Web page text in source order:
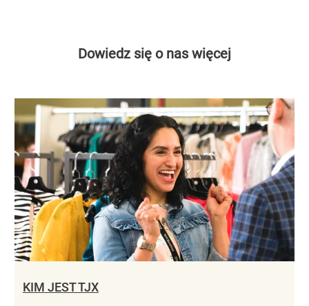
Dowiedz się o nas więcej
KIM JEST TJX